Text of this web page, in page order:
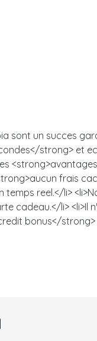
sont un succes
strong> et
frais
reel.</li>
cadeau.</li> <li>Il
bonus</